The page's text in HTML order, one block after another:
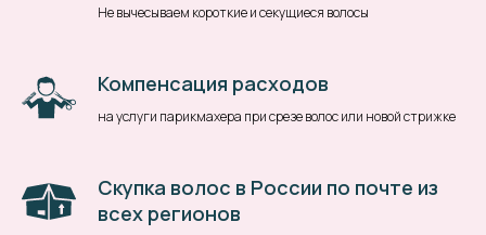
Не вычесываем короткие и секущиеся волосы
Компенсация расходов
на услуги парикмахера при срезе волос или новой стрижке
Скупка волос в России по почте из
всех регионов